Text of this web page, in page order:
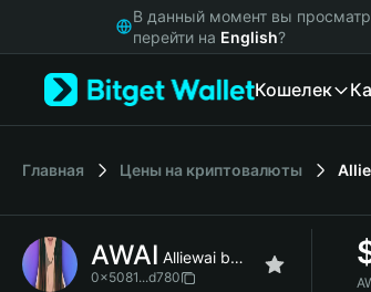
Русский
Italiano
简体中文
繁體中文
В данный момент вы
перейти на English?
Кошелек
Главная Цены на криптовалюты
AWAI Alliewai by Virtuals
0x5081...d780